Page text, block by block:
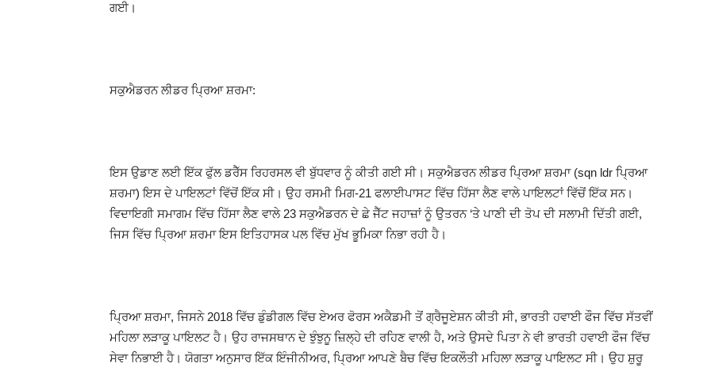
ਗਈ।
ਸਕੁਐਡਰਨ ਲੀਡਰ ਪ੍ਰਿਆ ਸ਼ਰਮਾ:
ਇਸ ਉਡਾਣ ਲਈ ਇੱਕ ਫੁੱਲ ਡਰੈੱਸ ਰਿਹਰਸਲ ਵੀ ਬੁੱਧਵਾਰ ਨੂੰ ਕੀਤੀ ਗਈ ਸੀ। ਸਕੁਐਡਰਨ ਲੀਡਰ ਪ੍ਰਿਆ ਸ਼ਰਮਾ (sqn ldr ਪ੍ਰਿਆ
ਸ਼ਰਮਾ) ਇਸ ਦੇ ਪਾਇਲਟਾਂ ਵਿੱਚੋਂ ਇੱਕ ਸੀ। ਉਹ ਰਸਮੀ ਮਿਗ-21 ਫਲਾਈਪਾਸਟ ਵਿੱਚ ਹਿੱਸਾ ਲੈਣ ਵਾਲੇ ਪਾਇਲਟਾਂ ਵਿੱਚੋਂ ਇੱਕ ਸਨ।
ਵਿਦਾਇਗੀ ਸਮਾਗਮ ਵਿੱਚ ਹਿੱਸਾ ਲੈਣ ਵਾਲੇ 23 ਸਕੁਐਡਰਨ ਦੇ ਛੇ ਜੈੱਟ ਜਹਾਜ਼ਾਂ ਨੂੰ ਉਤਰਨ ‘ਤੇ ਪਾਣੀ ਦੀ ਤੋਪ ਦੀ ਸਲਾਮੀ ਦਿੱਤੀ ਗਈ,
ਜਿਸ ਵਿੱਚ ਪ੍ਰਿਆ ਸ਼ਰਮਾ ਇਸ ਇਤਿਹਾਸਕ ਪਲ ਵਿੱਚ ਮੁੱਖ ਭੂਮਿਕਾ ਨਿਭਾ ਰਹੀ ਹੈ।
ਪ੍ਰਿਆ ਸ਼ਰਮਾ, ਜਿਸਨੇ 2018 ਵਿੱਚ ਡੁੰਡੀਗਲ ਵਿੱਚ ਏਅਰ ਫੋਰਸ ਅਕੈਡਮੀ ਤੋਂ ਗ੍ਰੈਜੂਏਸ਼ਨ ਕੀਤੀ ਸੀ, ਭਾਰਤੀ ਹਵਾਈ ਫੌਜ ਵਿੱਚ ਸੱਤਵੀਂ
ਮਹਿਲਾ ਲੜਾਕੂ ਪਾਇਲਟ ਹੈ। ਉਹ ਰਾਜਸਥਾਨ ਦੇ ਝੁੰਝੁਨੂ ਜ਼ਿਲ੍ਹੇ ਦੀ ਰਹਿਣ ਵਾਲੀ ਹੈ, ਅਤੇ ਉਸਦੇ ਪਿਤਾ ਨੇ ਵੀ ਭਾਰਤੀ ਹਵਾਈ ਫੌਜ ਵਿੱਚ
ਸੇਵਾ ਨਿਭਾਈ ਹੈ। ਯੋਗਤਾ ਅਨੁਸਾਰ ਇੱਕ ਇੰਜੀਨੀਅਰ, ਪ੍ਰਿਆ ਆਪਣੇ ਬੈਚ ਵਿੱਚ ਇਕਲੌਤੀ ਮਹਿਲਾ ਲੜਾਕੂ ਪਾਇਲਟ ਸੀ। ਉਹ ਸ਼ੁਰੂ